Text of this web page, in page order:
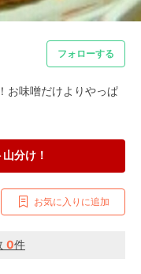
フォローする
お味噌だけよりやっぱ
分け！
お気に入りに追加
0件